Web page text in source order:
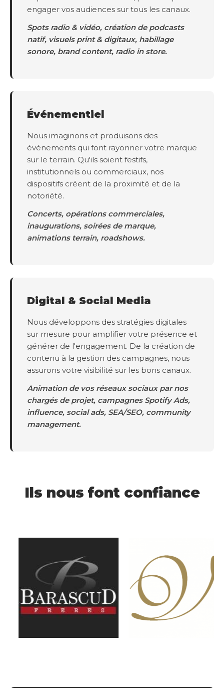
engager vos audiences sur tous les canaux.
Spots radio & vidéo, création de podcasts
natif, visuels print & digitaux, habillage
sonore, brand content, radio in store.
Événementiel
Nous imaginons et produisons des
événements qui font rayonner votre marque
sur le terrain. Qu'ils soient festifs,
institutionnels ou commerciaux, nos
dispositifs créent de la proximité et de la
notoriété.
Concerts, opérations commerciales,
inaugurations, soirées de marque,
animations terrain, roadshows.
Digital & Social Media
Nous développons des stratégies digitales
sur mesure pour amplifier votre présence et
générer de l'engagement. De la création de
contenu à la gestion des campagnes, nous
assurons votre visibilité sur les bons canaux.
Animation de vos réseaux sociaux par nos
chargés de projet, campagnes Spotify Ads,
influence, social ads, SEA/SEO, community
management.
Ils nous font confiance